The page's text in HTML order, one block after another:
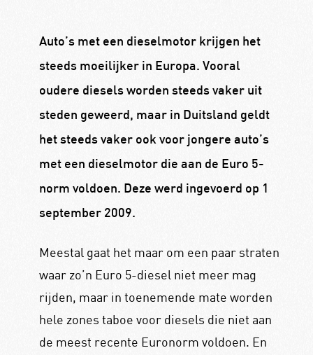
Auto’s met een dieselmotor krijgen het
steeds moeilijker in Europa. Vooral
oudere diesels worden steeds vaker uit
steden geweerd, maar in Duitsland geldt
het steeds vaker ook voor jongere auto’s
met een dieselmotor die aan de Euro 5-
norm voldoen. Deze werd ingevoerd op 1
september 2009.
Meestal gaat het maar om een paar straten
waar zo’n Euro 5-diesel niet meer mag
rijden, maar in toenemende mate worden
hele zones taboe voor diesels die niet aan
de meest recente Euronorm voldoen. En